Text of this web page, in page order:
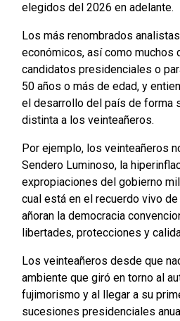
elegidos del 2026 en adelante.
Los más renombrados
económicos, así como muchos
candidatos presidenciales o
50 años o más de edad, y
el desarrollo del país de forma
distinta a los veinteañeros.
Por ejemplo, los veinteañeros
Sendero Luminoso, la
expropiaciones del gobierno
cual está en el recuerdo vivo
añoran la democracia
libertades, protecciones y
Los veinteañeros desde que
ambiente que giró en torno al
fujimorismo y al llegar a su
sucesiones presidenciales